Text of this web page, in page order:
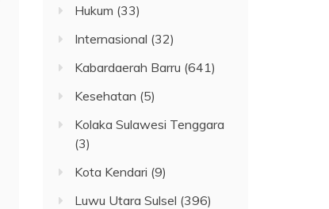
Hukum (33)
Internasional (32)
Kabardaerah Barru (641)
Kesehatan (5)
Kolaka Sulawesi Tenggara
(3)
Kota Kendari (9)
Luwu Utara Sulsel (396)